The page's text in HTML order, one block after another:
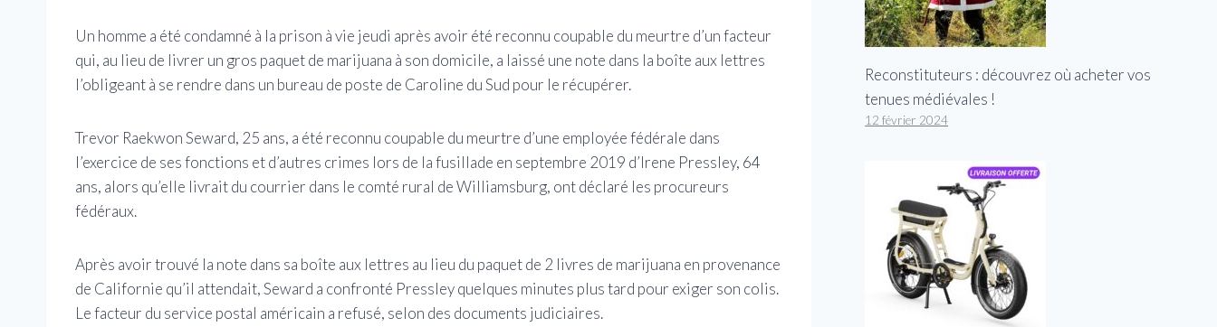
Un homme a été condamné à la prison à vie jeudi après avoir été reconnu coupable du meurtre d’un facteur
qui, au lieu de livrer un gros paquet de marijuana à son domicile, a laissé une note dans la boîte aux lettres
l’obligeant à se rendre dans un bureau de poste de Caroline du Sud pour le récupérer.
Trevor Raekwon Seward, 25 ans, a été reconnu coupable du meurtre d’une employée fédérale dans
l’exercice de ses fonctions et d’autres crimes lors de la fusillade en septembre 2019 d’Irene Pressley, 64
ans, alors qu’elle livrait du courrier dans le comté rural de Williamsburg, ont déclaré les procureurs
fédéraux.
Après avoir trouvé la note dans sa boîte aux lettres au lieu du paquet de 2 livres de marijuana en provenance
de Californie qu’il attendait, Seward a confronté Pressley quelques minutes plus tard pour exiger son colis.
Le facteur du service postal américain a refusé, selon des documents judiciaires.
Reconstituteurs : découvrez où acheter vos
tenues médiévales !
12 février 2024